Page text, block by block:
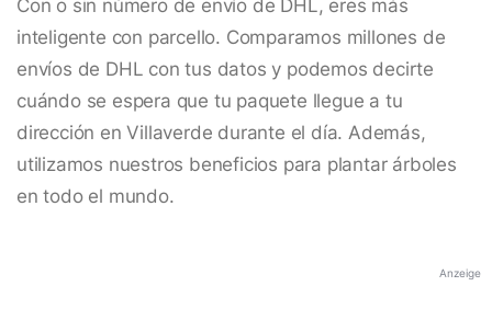
Con o sin número de envío de DHL, eres más
inteligente con parcello. Comparamos millones de
envíos de DHL con tus datos y podemos decirte
cuándo se espera que tu paquete llegue a tu
dirección en Villaverde durante el día. Además,
utilizamos nuestros beneficios para plantar árboles
en todo el mundo.
Anzeige